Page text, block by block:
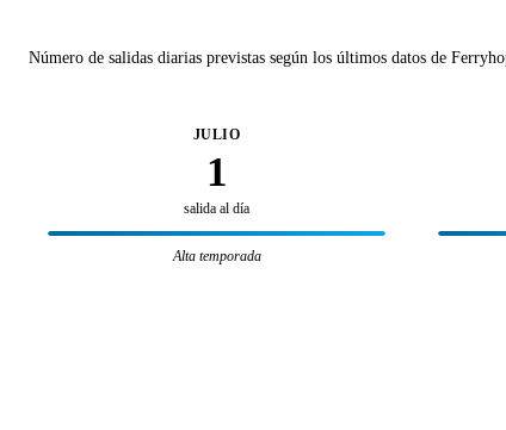
Número de salidas diarias previstas según los últimos datos de
JULIO
1
salida al día
Alta temporada